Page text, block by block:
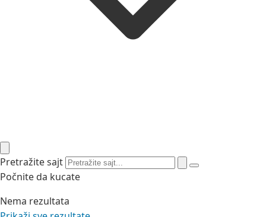
Pretražite sajt
Počnite da kucate
Nema rezultata